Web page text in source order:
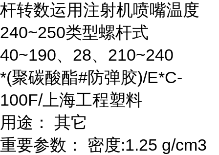
杆转数运用注射机喷嘴温度
240~250类型螺杆式
40~190、28、210~240
*(聚碳酸酯#防弹胶)/E*C-
100F/上海工程塑料
用途： 其它
重要参数： 密度:1.25 g/cm3